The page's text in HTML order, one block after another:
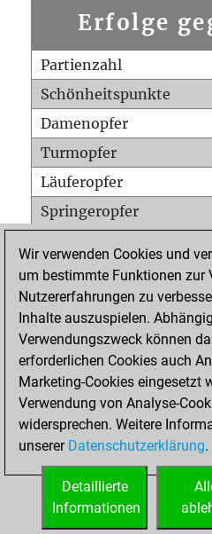
Erfolge
Partienzahl
Schönheitspunkte
Damenopfer
Turmopfer
Läuferopfer
Springeropfer
Matt auf vollem Brett
Bauer setzt Matt
Erstickte Matts
Unterverwandlungen
Türme auf der siebten
STARTSEITE
Wir verwenden Cookies und
um bestimmte Funktionen zur
Nutzererfahrungen zu
Inhalte auszuspielen.
Verwendungszweck können
erforderlichen Cookies auch
Marketing-Cookies eingesetzt
Verwendung von Analyse-
widersprechen. Weitere
unserer Datenschutzerklärung.
Detaillierte
Informationen